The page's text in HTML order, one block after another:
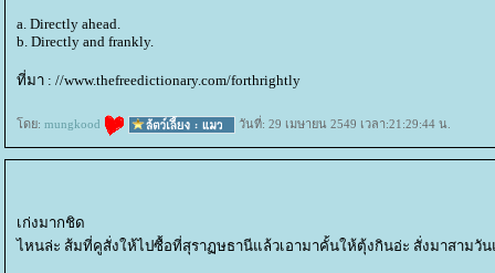
a. Directly ahead.
b. Directly and frankly.
ที่มา : //www.thefreedictionary.com/forthrightly
ดย: mungkood วันที่: 29 เมษายน 2549 เวลา:21:29:44 น.
เก่งมากชิด
ไหนล่ะ ส้มที่คูสั่งให้ไปซื้อที่สุราฏษธานีแล้วเอามาคั้นให้ตุ้งกินอ่ะ สั่งมาสามวั